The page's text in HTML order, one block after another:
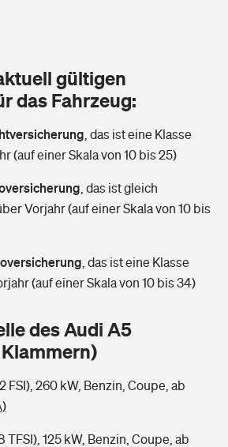
Versicherer finden
gefährdet ist Ihr Haus?
Versicherer finden
Versicherer finden
Geld bekomme ich im Alter?
gültigen
das Fahrzeug:
das ist eine Klasse
(auf einer Skala von 10 bis 25)
das ist gleich
Vorjahr (auf einer Skala von 10 bis
das ist eine Klasse
(auf einer Skala von 10 bis 34)
des Audi A5
FSI), 260 kW, Benzin, Coupe, ab
TFSI), 125 kW, Benzin, Coupe, ab